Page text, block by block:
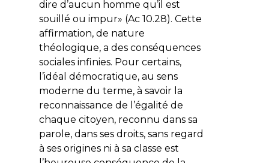
dire d’aucun homme qu’il est
souillé ou impur» (Ac 10.28). Cette
affirmation, de nature
théologique, a des conséquences
sociales infinies. Pour certains,
l’idéal démocratique, au sens
moderne du terme, à savoir la
reconnaissance de l’égalité de
chaque citoyen, reconnu dans sa
parole, dans ses droits, sans regard
à ses origines ni à sa classe est